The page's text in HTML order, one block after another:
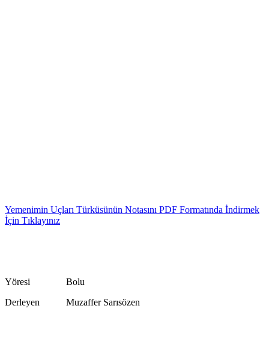
Yemenimin Uçları Türküsünün Notasını PDF Formatında İndirmek
İçin Tıklayınız
Yöresi Bolu
Derleyen Muzaffer Sarısözen